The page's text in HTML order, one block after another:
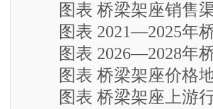
图表 桥梁架座销售
图表 2021—2025年桥
图表 2026—2028年桥
图表 桥梁架座价格地
图表 桥梁架座上游行